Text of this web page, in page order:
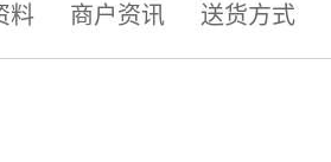
料 商户资讯 送货方式